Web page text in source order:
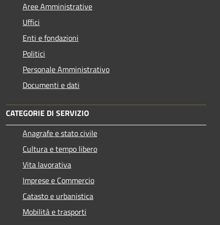
Aree Amministrative
Uffici
Enti e fondazioni
Politici
Personale Amministrativo
Documenti e dati
CATEGORIE DI SERVIZIO
Anagrafe e stato civile
Cultura e tempo libero
Vita lavorativa
Imprese e Commercio
Catasto e urbanistica
Mobilità e trasporti